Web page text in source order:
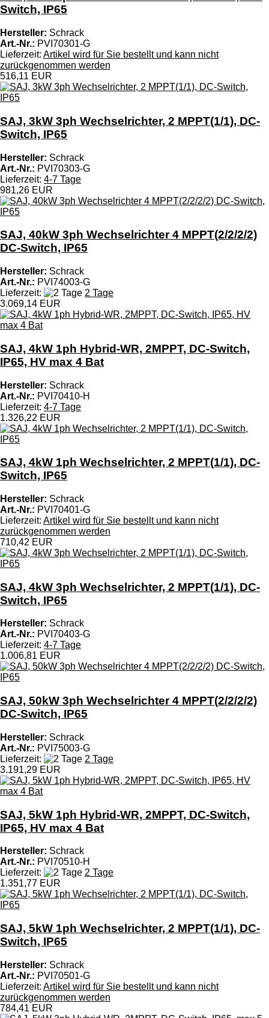
Switch, IP65
Hersteller: Schrack
Art.-Nr.: PVI70301-G
Lieferzeit: Artikel wird für Sie bestellt und kann nicht
zurückgenommen werden
516,11 EUR
SAJ, 3kW 3ph Wechselrichter, 2 MPPT(1/1), DC-
Switch, IP65
Hersteller: Schrack
Art.-Nr.: PVI70303-G
Lieferzeit: 4-7 Tage
981,26 EUR
SAJ, 40kW 3ph Wechselrichter 4 MPPT(2/2/2/2)
DC-Switch, IP65
Hersteller: Schrack
Art.-Nr.: PVI74003-G
Lieferzeit:
2 Tage
3.069,14 EUR
SAJ, 4kW 1ph Hybrid-WR, 2MPPT, DC-Switch,
IP65, HV max 4 Bat
Hersteller: Schrack
Art.-Nr.: PVI70410-H
Lieferzeit: 4-7 Tage
1.326,22 EUR
SAJ, 4kW 1ph Wechselrichter, 2 MPPT(1/1), DC-
Switch, IP65
Hersteller: Schrack
Art.-Nr.: PVI70401-G
Lieferzeit: Artikel wird für Sie bestellt und kann nicht
zurückgenommen werden
710,42 EUR
SAJ, 4kW 3ph Wechselrichter, 2 MPPT(1/1), DC-
Switch, IP65
Hersteller: Schrack
Art.-Nr.: PVI70403-G
Lieferzeit: 4-7 Tage
1.006,81 EUR
SAJ, 50kW 3ph Wechselrichter 4 MPPT(2/2/2/2)
DC-Switch, IP65
Hersteller: Schrack
Art.-Nr.: PVI75003-G
Lieferzeit:
2 Tage
3.191,29 EUR
SAJ, 5kW 1ph Hybrid-WR, 2MPPT, DC-Switch,
IP65, HV max 4 Bat
Hersteller: Schrack
Art.-Nr.: PVI70510-H
Lieferzeit:
2 Tage
1.351,77 EUR
SAJ, 5kW 1ph Wechselrichter, 2 MPPT(1/1), DC-
Switch, IP65
Hersteller: Schrack
Art.-Nr.: PVI70501-G
Lieferzeit: Artikel wird für Sie bestellt und kann nicht
zurückgenommen werden
784,41 EUR